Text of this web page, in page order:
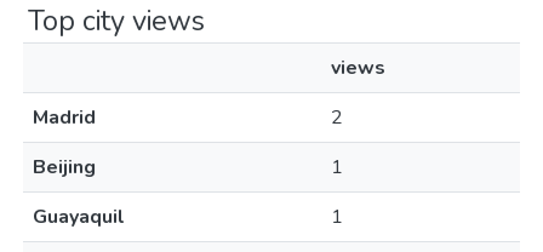
Top city views
views
Madrid
2
Beijing
1
Guayaquil
1